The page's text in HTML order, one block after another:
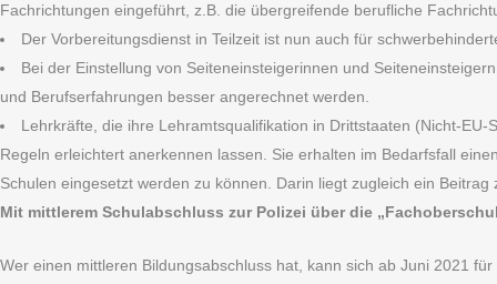
Fachrichtungen eingeführt, z.B. die übergreifende berufliche
Der Vorbereitungsdienst in Teilzeit ist nun auch für
Bei der Einstellung von Seiteneinsteigerinnen und
und Berufserfahrungen besser angerechnet werden.
Lehrkräfte, die ihre Lehramtsqualifikation in Drittstaaten (Nicht-
Regeln erleichtert anerkennen lassen. Sie erhalten im Bedarfsfall
Schulen eingesetzt werden zu können. Darin liegt zugleich ein
Mit mittlerem Schulabschluss zur Polizei über die
Wer einen mittleren Bildungsabschluss hat, kann sich ab Juni 2021